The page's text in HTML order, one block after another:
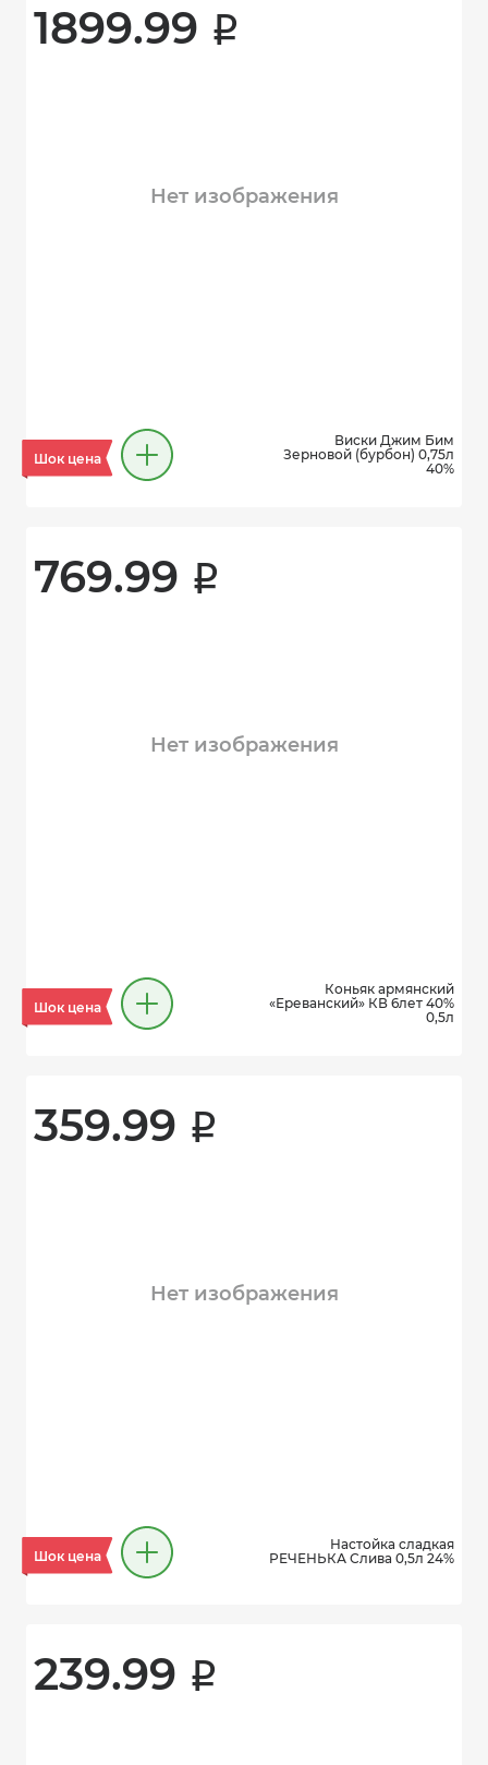
1899.99 i
Нет изображения
Шок цена
Виски Джим Бим
Зерновой (бурбон) 0,75л
40%
769.99 i
Нет изображения
Шок цена
Коньяк армянский
«Ереванский» КВ 6лет 40%
0,5л
359.99 i
Нет изображения
Шок цена
Настойка сладкая
РЕЧЕНЬКА Слива 0,5л 24%
239.99 i